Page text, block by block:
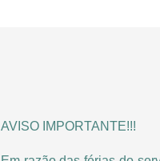
AVISO IMPORTANTE!!!